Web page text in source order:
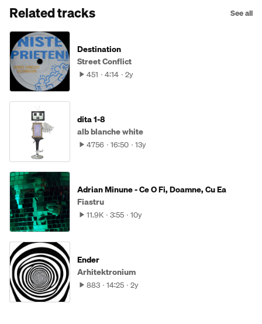
Related tracks See all
Destination
Street Conflict
451 4:14 2y
dita 1-8
alb blanche white
4756 16:50 13y
Adrian Minune - Ce O Fi, Doamne, Cu Ea
Fiastru
11.9K 3:55 10y
Ender
Arhitektronium
883 14:25 2y